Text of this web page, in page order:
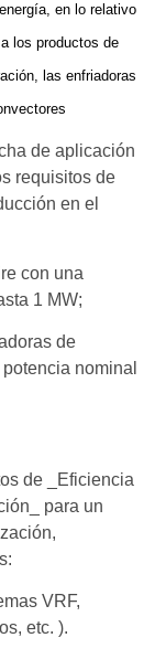
en lo relativo
los productos de
las enfriadoras
de aplicación
requisitos de
en el
con una
1 MW;
de
nominal
de _Eficiencia
para un
VRF,
etc. ).